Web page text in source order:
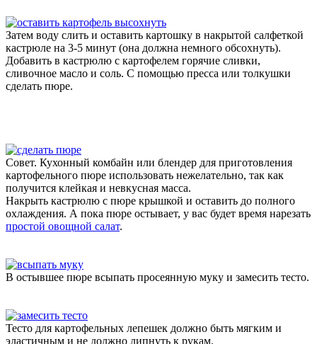
Затем воду слить и оставить картошку в накрытой салфеткой
кастрюле на 3-5 минут (она должна немного обсохнуть).
Добавить в кастрюлю с картофелем горячие сливки,
сливочное масло и соль. С помощью пресса или толкушки
сделать пюре.
Совет. Кухонный комбайн или блендер для приготовления
картофельного пюре использовать нежелательно, так как
получится клейкая и невкусная масса.
Накрыть кастрюлю с пюре крышкой и оставить до полного
охлаждения. А пока пюре остывает, у вас будет время нарезать
простой овощной салат.
В остывшее пюре всыпать просеянную муку и замесить тесто.
Тесто для картофельных лепешек должно быть мягким и
эластичным и не должно липнуть к рукам.